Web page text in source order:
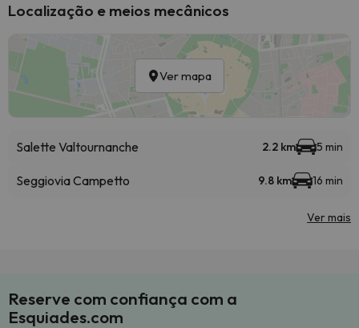
Localização e meios mecânicos
Ver mapa
Salette Valtournanche 2.2 km 5 min
Seggiovia Campetto 9.8 km 16 min
Ver mais
Reserve com confiança com a
Esquiades.com